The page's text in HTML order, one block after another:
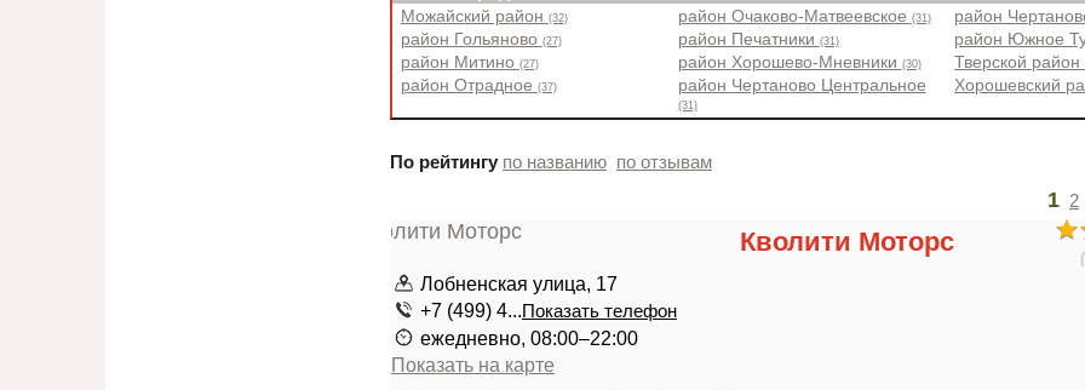
Можайский район (32)
район Гольяново (27)
район Митино (27)
район Отрадное (37)
район Очаково-Матвеевское (31)
район Печатники (31)
район Хорошево-Мневники (30)
район Чертаново Центральное
(31)
район
район Южное
Тверской район
Хорошевский
По рейтингу по названию по отзывам
1 2
Кволити Моторс
Лобненская улица, 17
+7 (499) 4...Показать телефон
ежедневно, 08:00–22:00
Показать на карте